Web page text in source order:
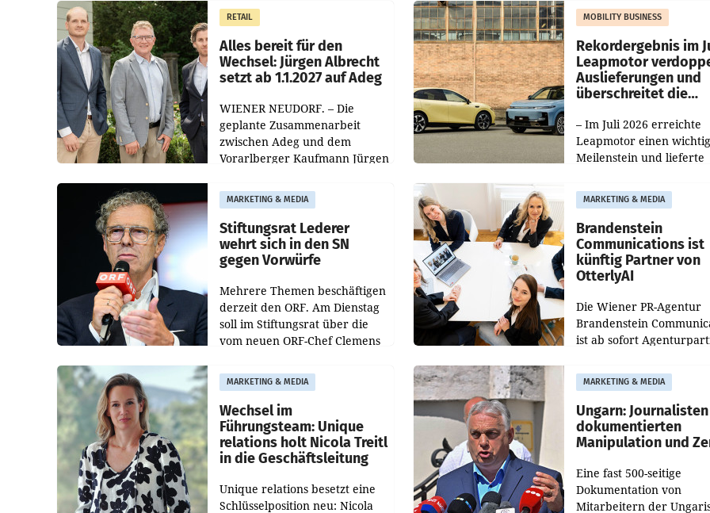
Müller die Initiative „Kreislauf-
Helden“ in allen
österreichischen Müller-Filialen
Die beiden Standorte
Haag sowie im rund
RETAIL
Alles bereit für den
Wechsel: Jürgen Albrecht
setzt ab 1.1.2027 auf Adeg
WIENER NEUDORF. – Die
geplante Zusammenarbeit
zwischen Adeg und dem
Vorarlberger Kaufmann Jürgen
freigegeben: Die
Bundeswettbewerbsbehörde
und der Bundeskartellanwalt
MOBILITY BUSINESS
Rekordergebnis im
Leapmotor
Auslieferungen und
überschreitet die
– Im Juli 2026 erreichte
Leapmotor einen
Meilenstein und lieferte
aus, womit sich das
gegenüber Juli 2025
verdoppelte (+102
MARKETING & MEDIA
Stiftungsrat Lederer
wehrt sich in den SN
gegen Vorwürfe
Mehrere Themen beschäftigen
derzeit den ORF. Am Dienstag
soll im Stiftungsrat über die
vom neuen ORF-Chef Clemens
Besetzungen für die
Direktionen abgestimmt
werden.
MARKETING & MEDIA
Brandenstein
Communications ist
künftig Partner von
OtterlyAI
Die Wiener PR-Agentur
Brandenstein
ist ab sofort
Optimierungsplattform
OtterlyAI. Damit baut die
Agentur ihr
MARKETING & MEDIA
Wechsel im
Führungsteam: Unique
relations holt Nicola Treitl
in die Geschäftsleitung
Unique relations besetzt eine
Schlüsselposition neu: Nicola
MARKETING & MEDIA
Ungarn: Journalisten
dokumentierten
Manipulation und
Eine fast 500-seitige
Dokumentation von
Mitarbeitern der